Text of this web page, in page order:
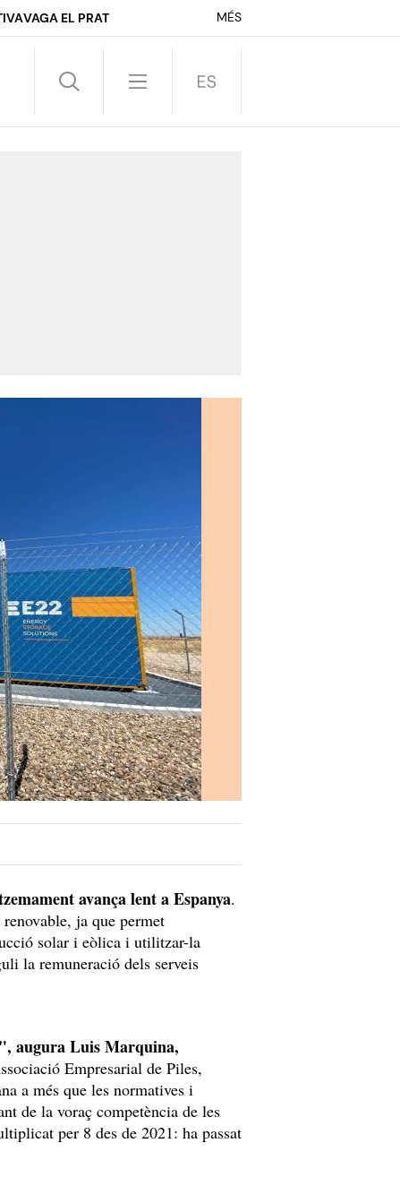
VAGA EL PRAT MÉS
avança lent a Espanya.
ja que permet
solar i eòlica i utilitzar-la
la remuneració dels serveis
augura Luis Marquina,
Empresarial de Piles,
a més que les normatives i
de la voraç competència de les
per 8 des de 2021: ha passat